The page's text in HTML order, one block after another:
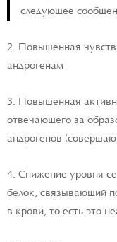
следующее
2. Повышенная
андрогенам
3. Повышенная
отвечающего за
андрогенов
4. Снижение уровня
белок, связывающий
в крови, то есть это